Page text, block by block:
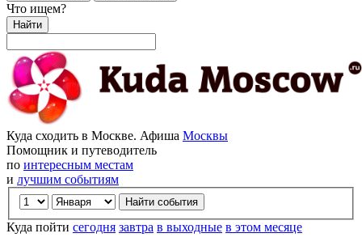
Что ищем?
Найти
Куда сходить в Москве. Афиша Москвы
Помощник и путеводитель
по интересным местам
и лучшим событиям
Куда пойти сегодня завтра в выходные в этом месяце